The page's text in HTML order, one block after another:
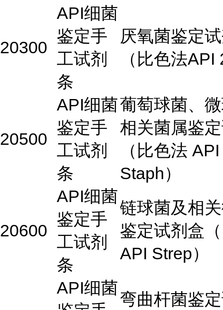
20300
API细菌
鉴定手
工试剂
条
厌氧菌鉴定
（比色法API
20500
API细菌
鉴定手
工试剂
条
葡萄球菌、
相关菌属鉴
（比色法 API
Staph）
20600
API细菌
鉴定手
工试剂
条
链球菌及相
鉴定试剂盒
API Strep）
API细菌
弯曲杆菌鉴